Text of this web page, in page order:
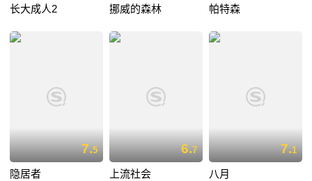
长大成人2 挪威的森林 帕特森
7.5
隐居者
6.7
上流社会
7.1
八月